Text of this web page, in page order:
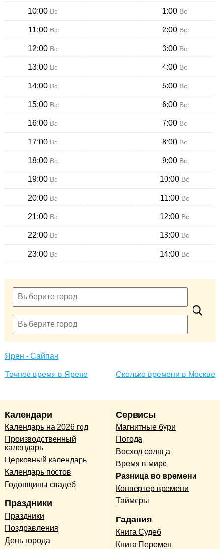
10:00 Вс 1:00 Вс
11:00 Вс 2:00 Вс
12:00 Вс 3:00 Вс
13:00 Вс 4:00 Вс
14:00 Вс 5:00 Вс
15:00 Вс 6:00 Вс
16:00 Вс 7:00 Вс
17:00 Вс 8:00 Вс
18:00 Вс 9:00 Вс
19:00 Вс 10:00 Вс
20:00 Вс 11:00 Вс
21:00 Вс 12:00 Вс
22:00 Вс 13:00 Вс
23:00 Вс 14:00 Вс
Ярен - Сайпан
Точное время в Ярене Сколько времени в Москве
Календари
Календарь на 2026 год
Производственный
календарь
Церковный календарь
Календарь постов
Годовщины свадеб
Праздники
Праздники
Поздравления
День города
Сервисы
Магнитные бури
Погода
Восход солнца
Время в мире
Разница во времени
Конвертер времени
Таймеры
Гадания
Книга Судеб
Книга Перемен